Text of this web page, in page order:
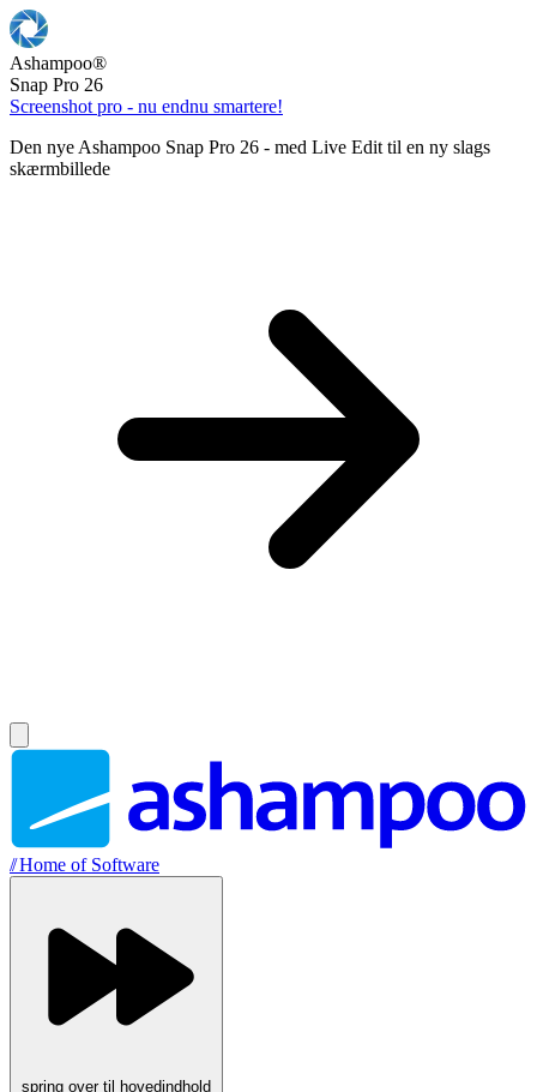
Ashampoo®
Snap Pro 26
Screenshot pro - nu endnu smartere!
Den nye Ashampoo Snap Pro 26 - med Live Edit til en ny slags
skærmbillede
//Home of Software
spring over til hovedindhold